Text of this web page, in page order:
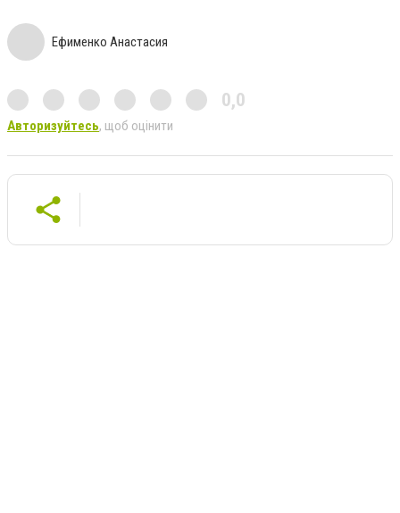
Ефименко Анастасия
0,0
Авторизуйтесь, щоб оцінити